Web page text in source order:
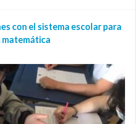
con el sistema escolar para
matemática